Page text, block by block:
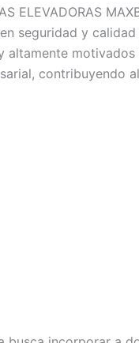
ELEVADORAS
seguridad y
altamente
contribuyendo